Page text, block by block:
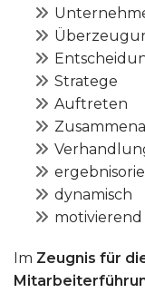
Stratege
Auftreten
dynamisch
motivierend
Im Zeugnis für